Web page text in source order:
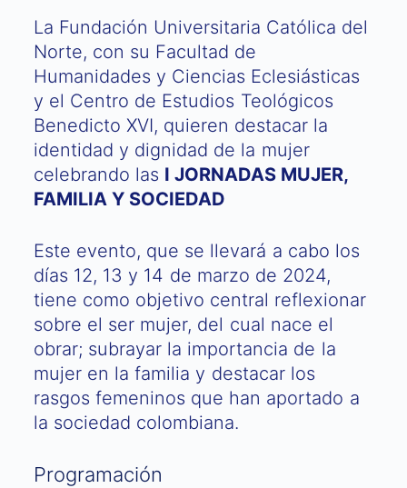
La Fundación Universitaria Católica del
Norte, con su Facultad de
Humanidades y Ciencias Eclesiásticas
y el Centro de Estudios Teológicos
Benedicto XVI, quieren destacar la
identidad y dignidad de la mujer
celebrando las I JORNADAS MUJER,
FAMILIA Y SOCIEDAD
Este evento, que se llevará a cabo los
días 12, 13 y 14 de marzo de 2024,
tiene como objetivo central reflexionar
sobre el ser mujer, del cual nace el
obrar; subrayar la importancia de la
mujer en la familia y destacar los
rasgos femeninos que han aportado a
la sociedad colombiana.
Programación